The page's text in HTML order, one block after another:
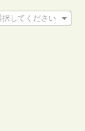
してください
ください